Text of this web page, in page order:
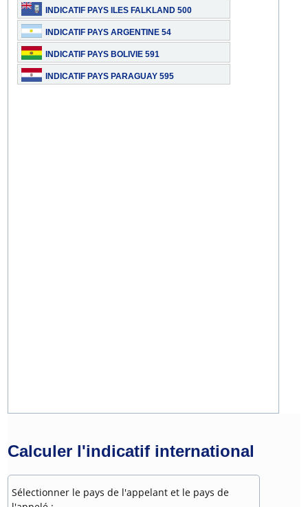
INDICATIF PAYS ILES FALKLAND 500
INDICATIF PAYS ARGENTINE 54
INDICATIF PAYS BOLIVIE 591
INDICATIF PAYS PARAGUAY 595
Calculer l'indicatif international
Sélectionner le pays de l'appelant et le pays de